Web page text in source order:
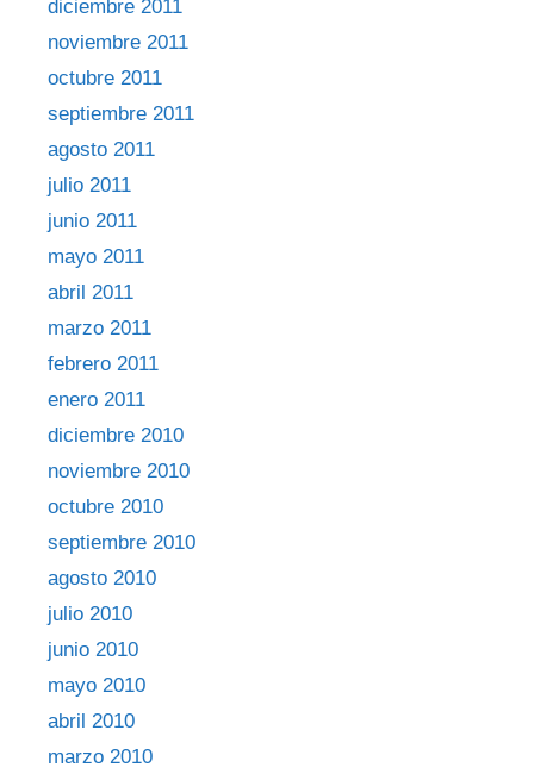
diciembre 2011
noviembre 2011
octubre 2011
septiembre 2011
agosto 2011
julio 2011
junio 2011
mayo 2011
abril 2011
marzo 2011
febrero 2011
enero 2011
diciembre 2010
noviembre 2010
octubre 2010
septiembre 2010
agosto 2010
julio 2010
junio 2010
mayo 2010
abril 2010
marzo 2010